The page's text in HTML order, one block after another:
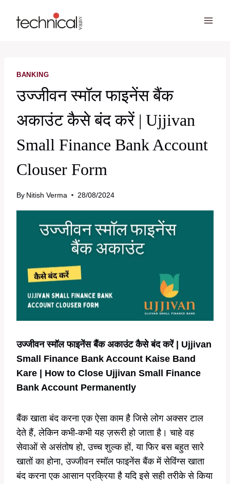
BANKING
उज्जीवन स्मॉल फाइनेंस बैंक
अकाउंट कैसे बंद करें | Ujjivan
Small Finance Bank Account
Clouser Form
By Nitish Verma 28/08/2024
उज्जीवन स्मॉल फाइनेंस बैंक अकाउंट कैसे बंद करें | Ujjivan
Small Finance Bank Account Kaise Band
Kare | How to Close Ujjivan Small Finance
Bank Account Permanently
बैंक खाता बंद करना एक ऐसा काम है जिसे लोग अक्सर टाल
देते हैं, लेकिन कभी-कभी यह ज़रूरी हो जाता है। चाहे वह
सेवाओं से असंतोष हो, उच्च शुल्क हों, या फिर बस बहुत सारे
खातों का होना, उज्जीवन स्मॉल फाइनेंस बैंक में सेविंग्स खाता
बंद करना एक आसान प्रक्रिया है यदि इसे सही तरीके से किया